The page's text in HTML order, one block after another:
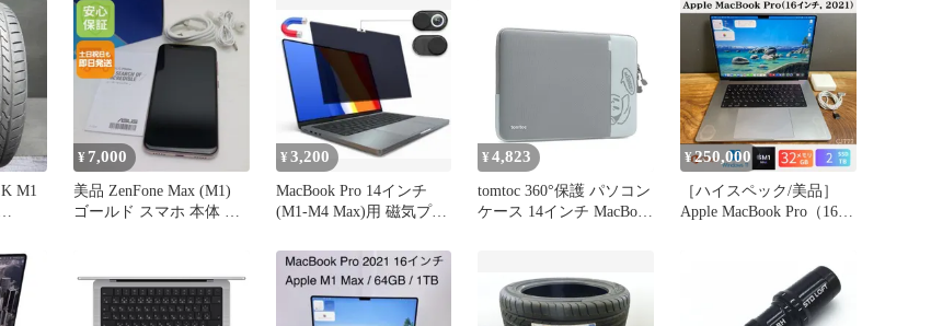
ラ
ブ
M1
¥ 7,000
美品 ZenFone Max (M1)
ゴールド スマホ 本体 白
¥3,200
MacBook Pro 14インチ
(M1-M4 Max)用 磁気プラ
¥ 4,823
tomtoc 360°保護 パソコン
ケース 14インチ MacBook
A2442 2023-2021 専用 全
方位耐衝撃 ノートPCケ
ース スリーブ ラップト
¥250,000
［ハイスペック/美品］
Apple MacBook Pro（16イ
Windows11 / Office2024 /